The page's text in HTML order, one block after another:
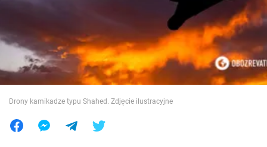
Wojna na Ukrainie
Świat
Jedzenie
Drony kamikadze typu Shahed. Zdjęcie ilustracyjne